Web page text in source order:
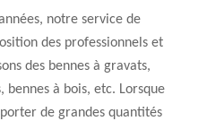
notre service de
des professionnels et
des bennes à gravats,
bennes à bois, etc. Lorsque
de grandes quantités